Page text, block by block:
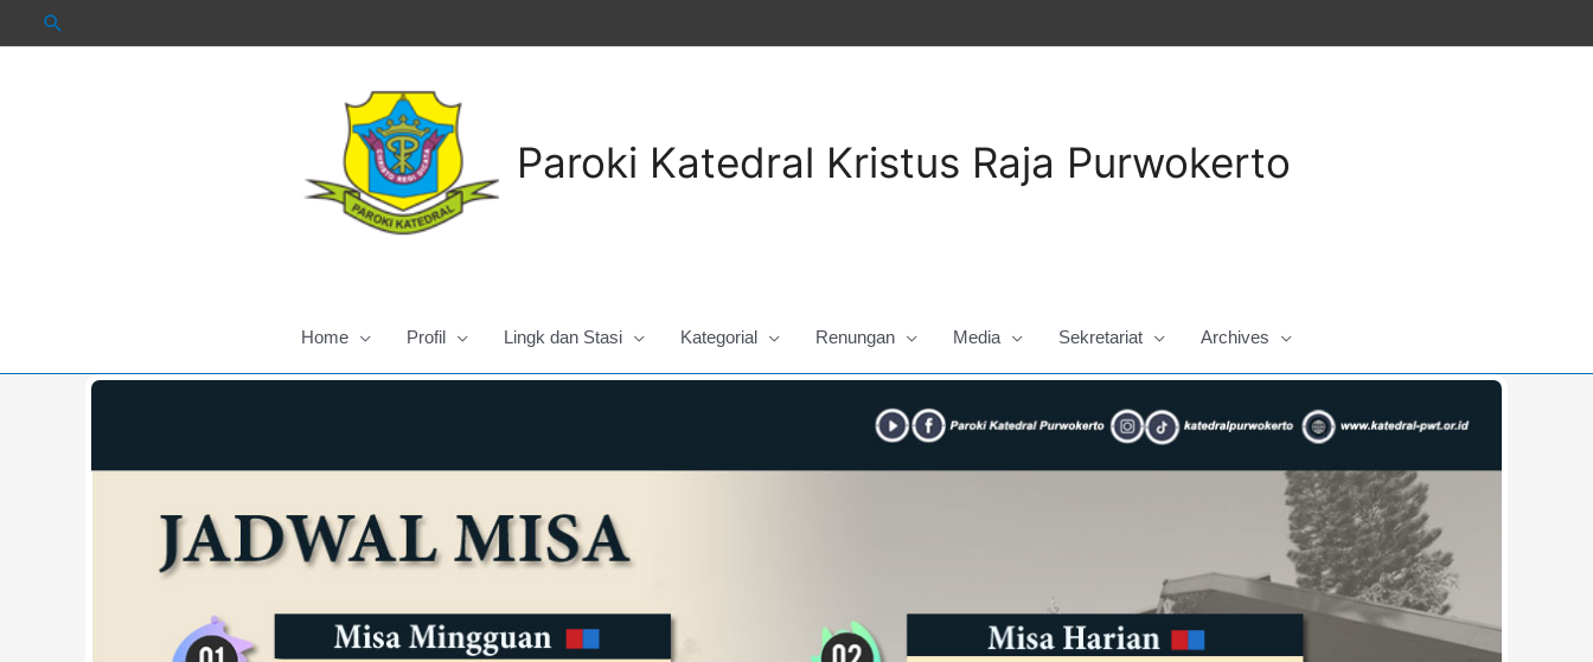
to
Paroki Katedral Kristus Raja Purwokerto
Home Profil Lingk dan Stasi Kategorial Renungan Media Sekretariat Archives